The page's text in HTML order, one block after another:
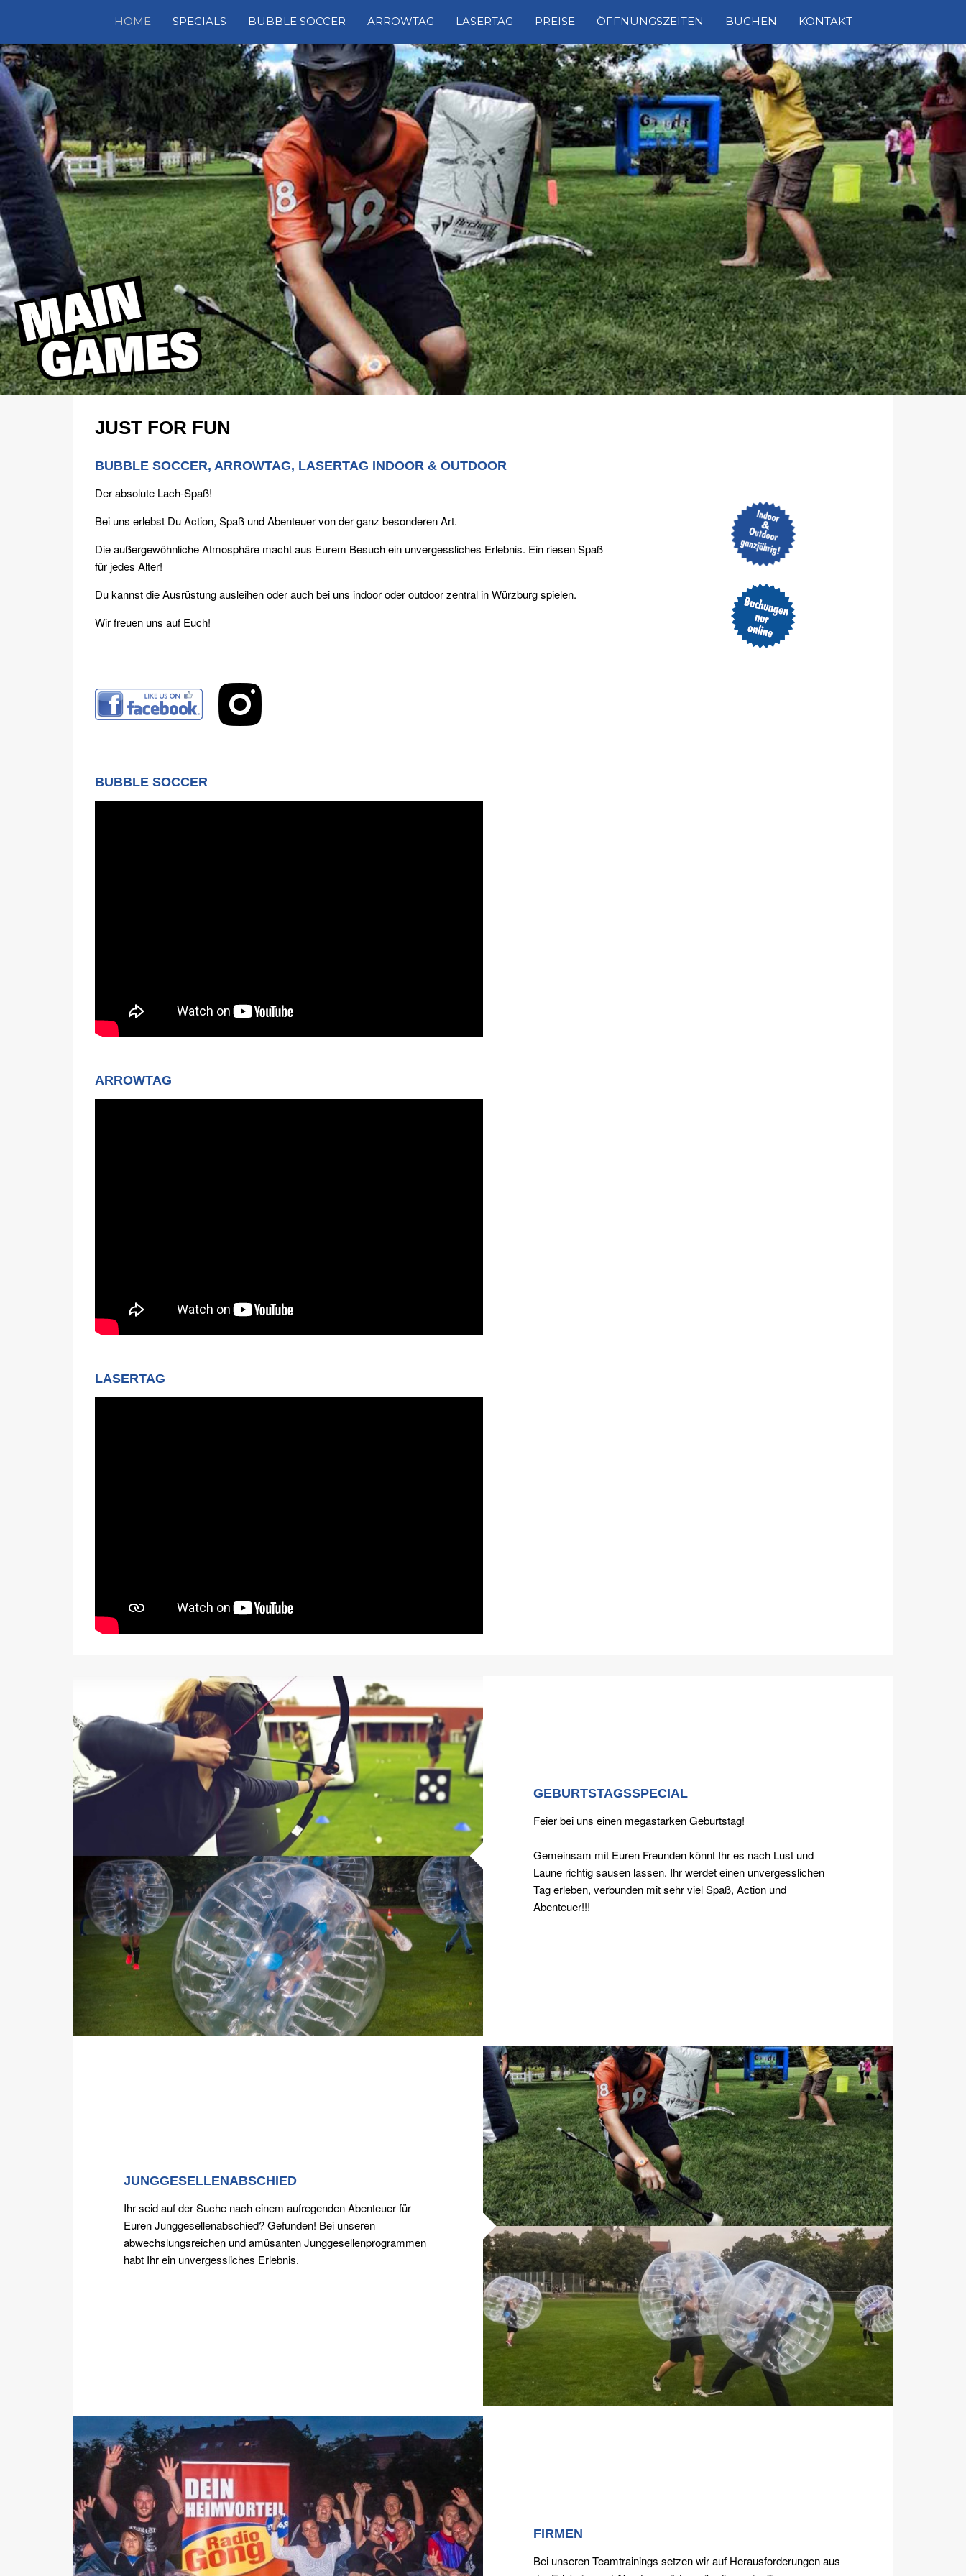
HOME SPECIALS BUBBLE SOCCER ARROWTAG LASERTAG PREISE ÖFFNUNGSZEITEN BUCHEN KONTAKT
JUST FOR FUN
BUBBLE SOCCER, ARROWTAG, LASERTAG INDOOR & OUTDOOR
Der absolute Lach-Spaß!
Bei uns erlebst Du Action, Spaß und Abenteuer von der ganz besonderen Art.
Die außergewöhnliche Atmosphäre macht aus Eurem Besuch ein unvergessliches Erlebnis. Ein riesen Spaß
für jedes Alter!
Du kannst die Ausrüstung ausleihen oder auch bei uns indoor oder outdoor zentral in Würzburg spielen.
Wir freuen uns auf Euch!
BUBBLE SOCCER
ARROWTAG
LASERTAG
GEBURTSTAGSSPECIAL
Feier bei uns einen megastarken Geburtstag!
Gemeinsam mit Euren Freunden könnt Ihr es nach Lust und
Laune richtig sausen lassen. Ihr werdet einen unvergesslichen
Tag erleben, verbunden mit sehr viel Spaß, Action und
Abenteuer!!!
JUNGGESELLENABSCHIED
Ihr seid auf der Suche nach einem aufregenden Abenteuer für
Euren Junggesellenabschied? Gefunden! Bei unseren
abwechslungsreichen und amüsanten Junggesellenprogrammen
habt Ihr ein unvergessliches Erlebnis.
FIRMEN
Bei unseren Teamtrainings setzen wir auf Herausforderungen aus